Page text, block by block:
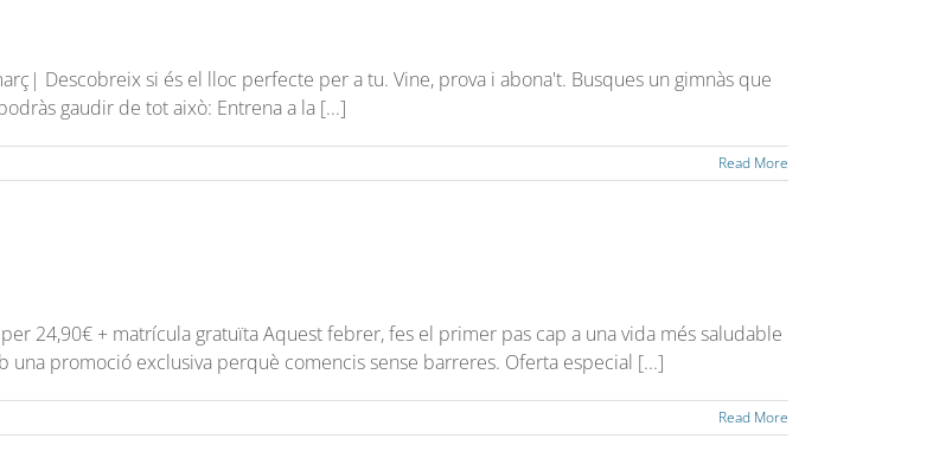
Descobreix si és el lloc perfecte per a tu. Vine, prova i abona't. Busques un gimnàs que
gaudir de tot això: Entrena a la [...]
Read More
24,90€ + matrícula gratuïta Aquest febrer, fes el primer pas cap a una vida més saludable
una promoció exclusiva perquè comencis sense barreres. Oferta especial [...]
Read More